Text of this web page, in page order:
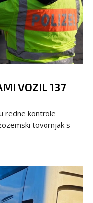
VOZIL 137
redne kontrole
tovornjak s